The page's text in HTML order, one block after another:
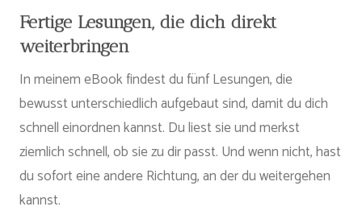
Fertige Lesungen, die dich direkt
weiterbringen
In meinem eBook findest du fünf Lesungen, die
bewusst unterschiedlich aufgebaut sind, damit du dich
schnell einordnen kannst. Du liest sie und merkst
ziemlich schnell, ob sie zu dir passt. Und wenn nicht, hast
du sofort eine andere Richtung, an der du weitergehen
kannst.